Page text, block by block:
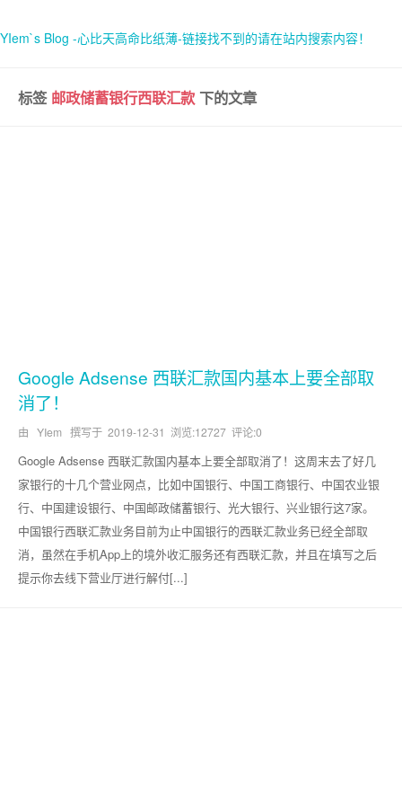
YIem`s Blog -心比天高命比纸薄-链接找不到的请在站内搜索内容！
首页
标签邮政储蓄银行西联汇款 下的文章
Google Adsense 西联汇款国内基本上要全部取
消了！
由 YIem 撰写于 2019-12-31 浏览:12727 评论:0
Google Adsense 西联汇款国内基本上要全部取消了！这周末去了好几
家银行的十几个营业网点，比如中国银行、中国工商银行、中国农业银
行、中国建设银行、中国邮政储蓄银行、光大银行、兴业银行这7家。
中国银行西联汇款业务目前为止中国银行的西联汇款业务已经全部取
消，虽然在手机App上的境外收汇服务还有西联汇款，并且在填写之后
提示你去线下营业厅进行解付[...]